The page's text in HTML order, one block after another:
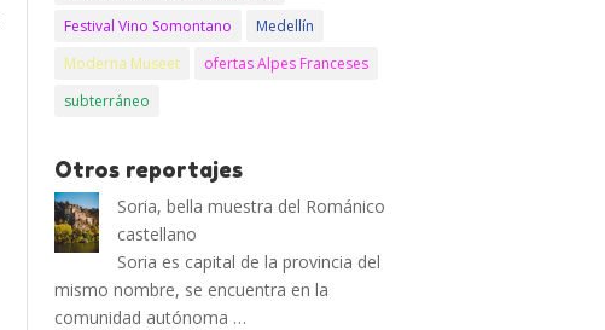
Festival Vino Somontano
Medellín
Moderna Museet
ofertas Alpes Franceses
subterráneo
Otros reportajes
Soria, bella muestra del Románico
castellano
Soria es capital de la provincia del
mismo nombre, se encuentra en la
comunidad autónoma …